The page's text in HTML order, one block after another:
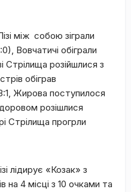
між собою зіграли
Вовчатичі обіграли
Стрілища розійшлися з
обіграв
Жирова поступилося
розішлися
Стрілища прогрли
лідирує «Козак» з
на 4 місці з 10 очками та